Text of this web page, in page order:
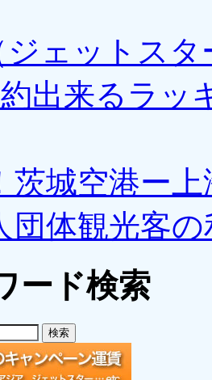
ジェットス
出来るラッ
茨城空港ー
団体観光客
ード検索